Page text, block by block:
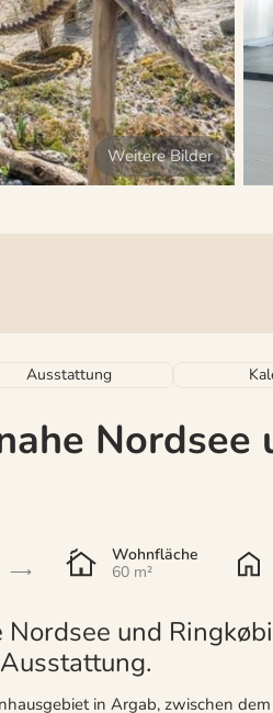
Ausstattung
Nordsee
Wohnfläche
60 m²
und
in Argab, zwischen